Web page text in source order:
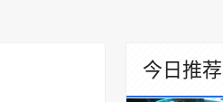
今日推荐